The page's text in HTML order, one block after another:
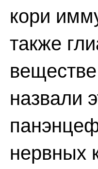
кори
также
назвали
нервных